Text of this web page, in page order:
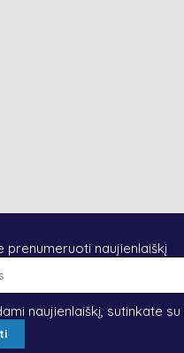
prenumeruoti naujienlaiškį
naujienlaiškį, sutinkate su